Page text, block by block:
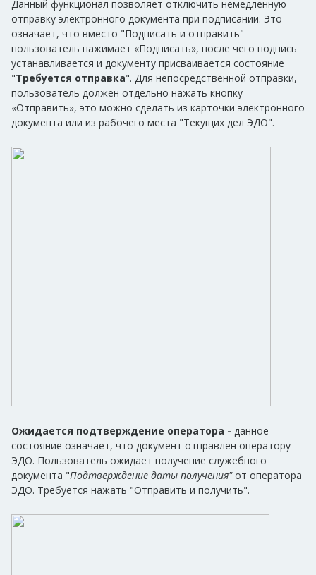
Данный функционал позволяет отключить немедленную
отправку электронного документа при подписании. Это
означает, что вместо "Подписать и отправить"
пользователь нажимает «Подписать», после чего подпись
устанавливается и документу присваивается состояние
"Требуется отправка". Для непосредственной отправки,
пользователь должен отдельно нажать кнопку
«Отправить», это можно сделать из карточки электронного
документа или из рабочего места "Текущих дел ЭДО".
Ожидается подтверждение оператора - данное
состояние означает, что документ отправлен оператору
ЭДО. Пользователь ожидает получение служебного
документа "Подтверждение даты получения"от оператора
ЭДО. Требуется нажать "Отправить и получить".